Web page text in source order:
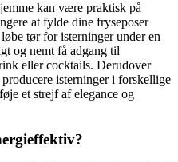
kan være praktisk på
at fylde dine fryseposer
tør for isterninger under en
og nemt få adgang til
eller cocktails. Derudover
isterninger i forskellige
et strejf af elegance og